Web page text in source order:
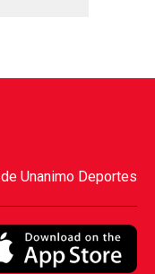
Unanimo Deportes